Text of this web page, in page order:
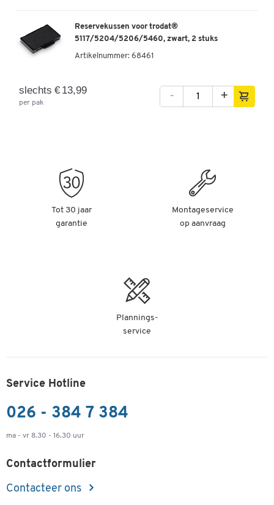
Reservekussen voor trodat®
5117/5204/5206/5460, zwart, 2 stuks
Artikelnummer: 68461
slechts € 13,99
per pak
- +
Tot 30 jaar
garantie
Montageservice
op aanvraag
Plannings-
service
Service Hotline
026 - 384 7 384
ma - vr 8.30 - 16.30 uur
Contactformulier
Contacteer ons